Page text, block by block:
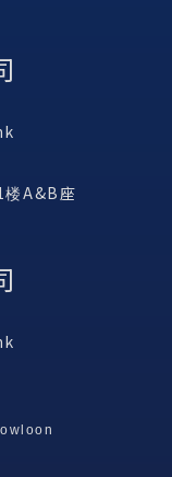
楼A&B座